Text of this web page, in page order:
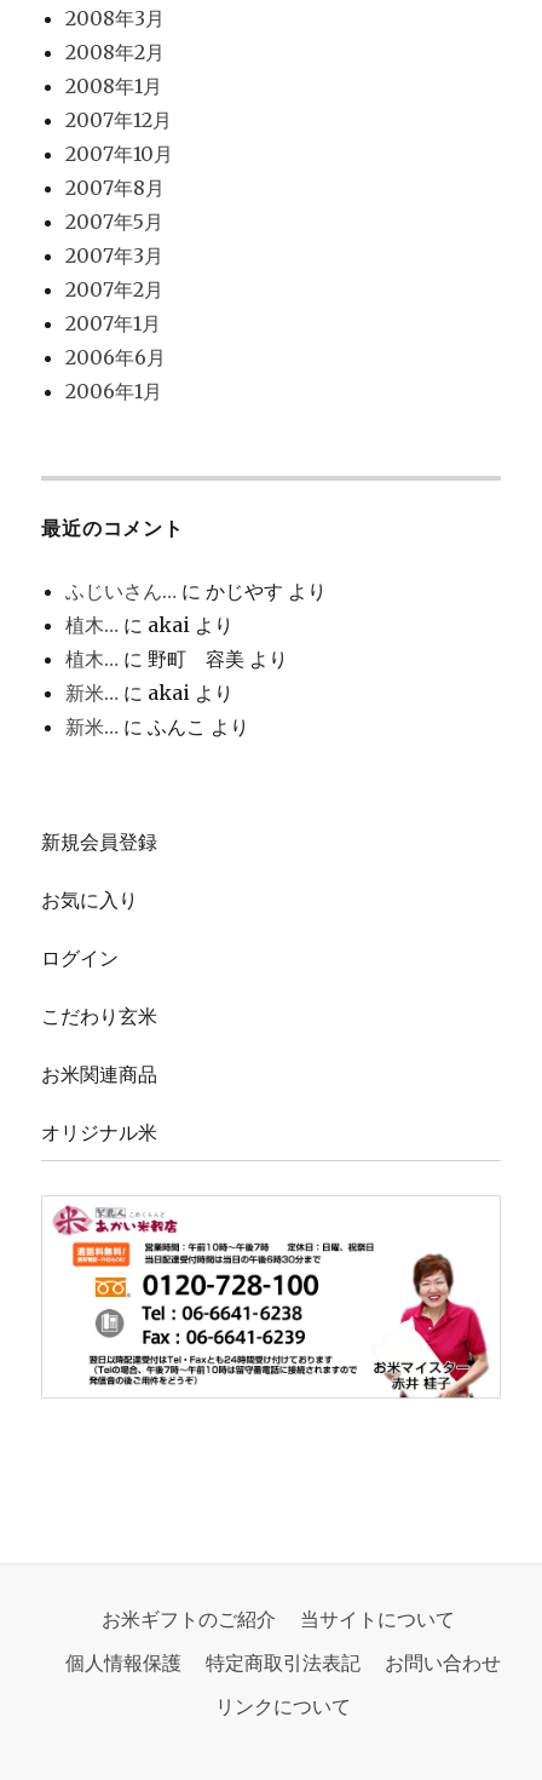
2008年3月
2008年2月
2008年1月
2007年12月
2007年10月
2007年8月
2007年5月
2007年3月
2007年2月
2007年1月
2006年6月
2006年1月
最近のコメント
ふじいさん… にかじやす より
植木… に akai より
植木… に野町 容美 より
新米… に akai より
新米… にふんこ より
新規会員登録
お気に入り
ログイン
こだわり玄米
お米関連商品
オリジナル米
お米ギフトのご紹介
当サイトについて
個人情報保護
特定商取引法表記
お問い合わせ
リンクについて